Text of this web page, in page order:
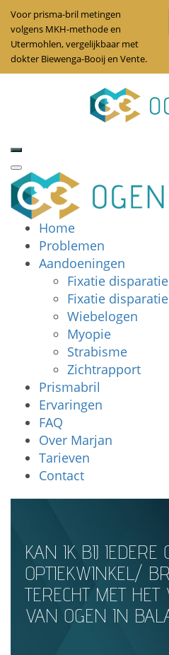
Voor prisma-bril metingen
volgens MKH-methode en
Utermohlen, vergelijkbaar met
dokter Biewenga-Booij en Vente.
Home
Problemen
Aandoeningen
Fixatie
Fixatie
Wiebelogen
Myopie
Strabisme
Zichtrapport
Prismabril
Ervaringen
FAQ
Over Marjan
Tarieven
Contact
KAN IK BIJ IEDERE
OPTIEKWINKEL/
TERECHT MET HET
VAN OGEN IN